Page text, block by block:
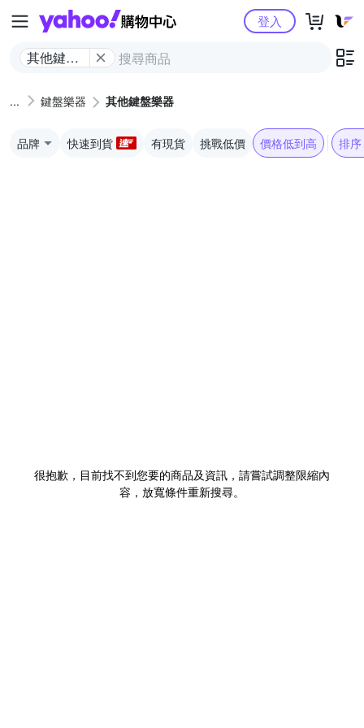
Yahoo購物中心
其他鍵盤
登入
鍵盤樂器 其他鍵盤樂器
品牌 快速到貨 有現貨 挑戰低價 價格低到高 排序
很抱歉，目前找不到您要的商品及資訊，請嘗試調整限縮內
容，放寬條件重新搜尋。